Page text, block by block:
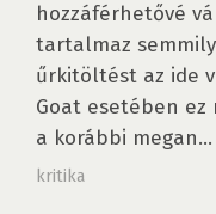
hozzáférhetővé
tartalmaz
űrkitöltést az ide
Goat esetében ez
a korábbi megan...
kritika